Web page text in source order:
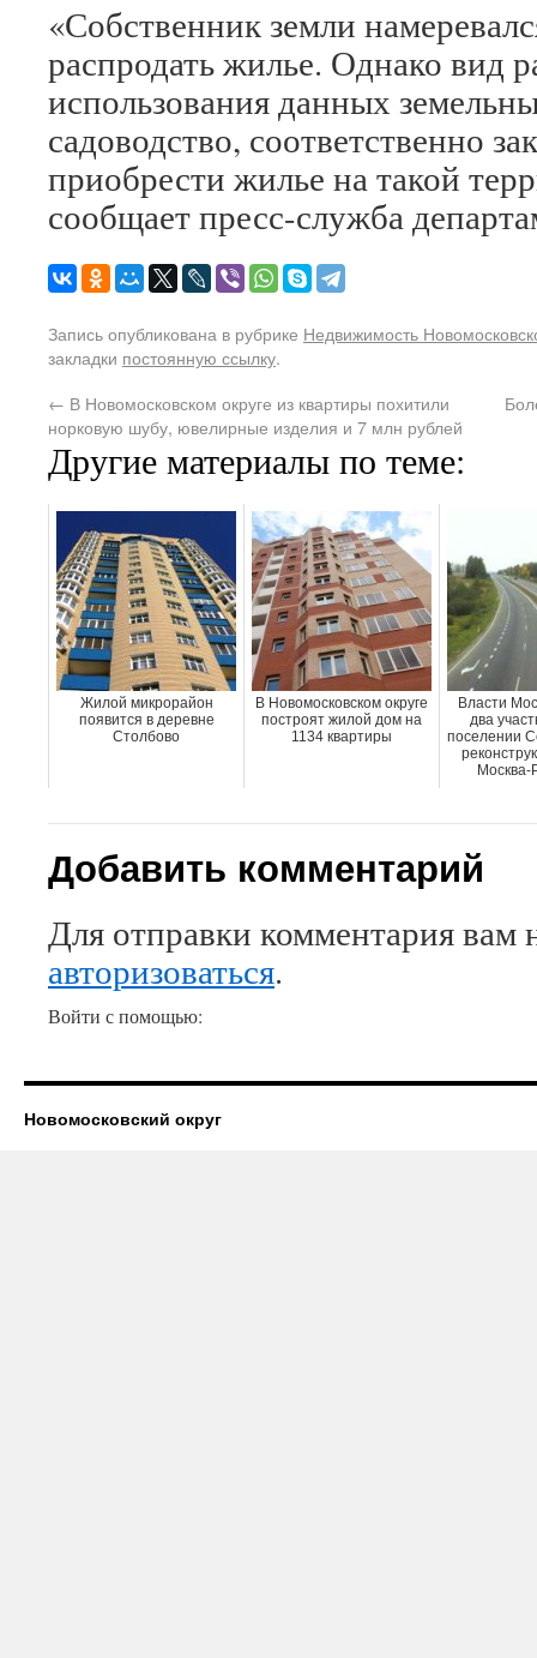
«Собственник земли
распродать жилье. Однако вид
использования данных
садоводство, соответственно
приобрести жилье на такой
сообщает пресс-служба
Запись опубликована в рубрике Недвижимость
закладки постоянную ссылку.
← В Новомосковском округе из квартиры похитили
норковую шубу, ювелирные изделия и 7 млн рублей
Другие материалы по теме:
Жилой микрорайон
появится в деревне
Столбово
В Новомосковском округе
построят жилой дом на
1134 квартиры
Власти
два
поселении
Москва-
Добавить комментарий
Для отправки комментария вам
авторизоваться.
Войти с помощью:
Новомосковский округ